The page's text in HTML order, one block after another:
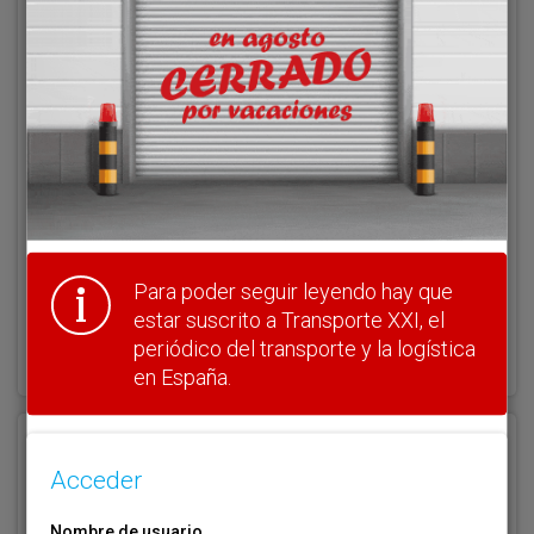
Acceder
Nombre de usuario
¿Olvidó su clave?
Haga clic aquí para recuperarla.
Para poder seguir leyendo hay que
estar suscrito a Transporte XXI, el
periódico del transporte y la logística
en España.
Acceder